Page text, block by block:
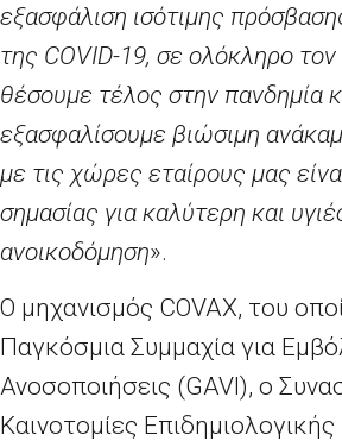
εξασφάλιση ισότιμης
της COVID-19, σε ολόκληρο
θέσουμε τέλος στην πανδημία
εξασφαλίσουμε βιώσιμη
με τις χώρες εταίρους μας
σημασίας για καλύτερη και
ανοικοδόμηση».
Ο μηχανισμός COVAX, του
Παγκόσμια Συμμαχία για
Ανοσοποιήσεις (GAVI), ο
Καινοτομίες